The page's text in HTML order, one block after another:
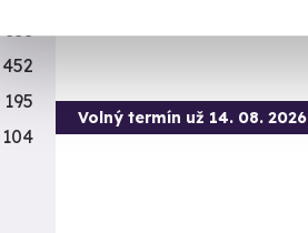
Volný termín už 14. 08. 2026
353
452
195
104